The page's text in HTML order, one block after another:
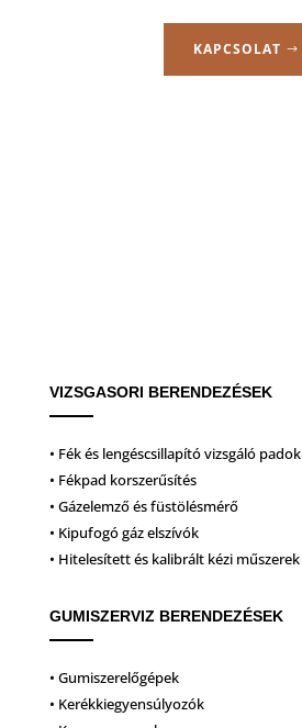
KAPCSOLAT
VIZSGASORI BERENDEZÉSEK
• Fék és lengéscsillapító vizsgáló padok
• Fékpad korszerűsítés
• Gázelemző és füstölésmérő
• Kipufogó gáz elszívók
• Hitelesített és kalibrált kézi műszerek
GUMISZERVIZ BERENDEZÉSEK
• Gumiszerelőgépek
• Kerékkiegyensúlyozók